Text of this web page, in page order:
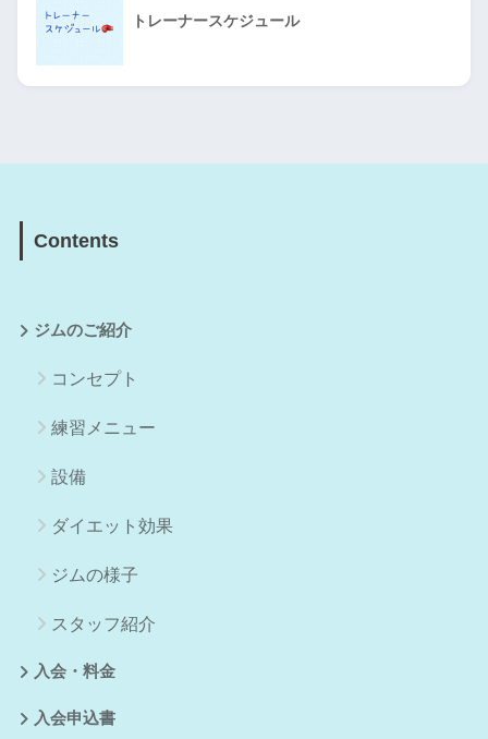
トレーナースケジュール
Contents
ジムのご紹介
コンセプト
練習メニュー
設備
ダイエット効果
ジムの様子
スタッフ紹介
入会・料金
入会申込書